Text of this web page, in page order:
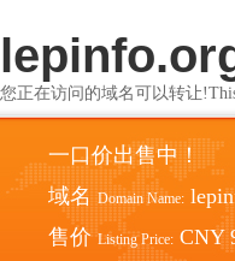
您正在访问的域名可以转让
一口价出售中！
域名 Domain Name:
售价 Listing Price: CNY